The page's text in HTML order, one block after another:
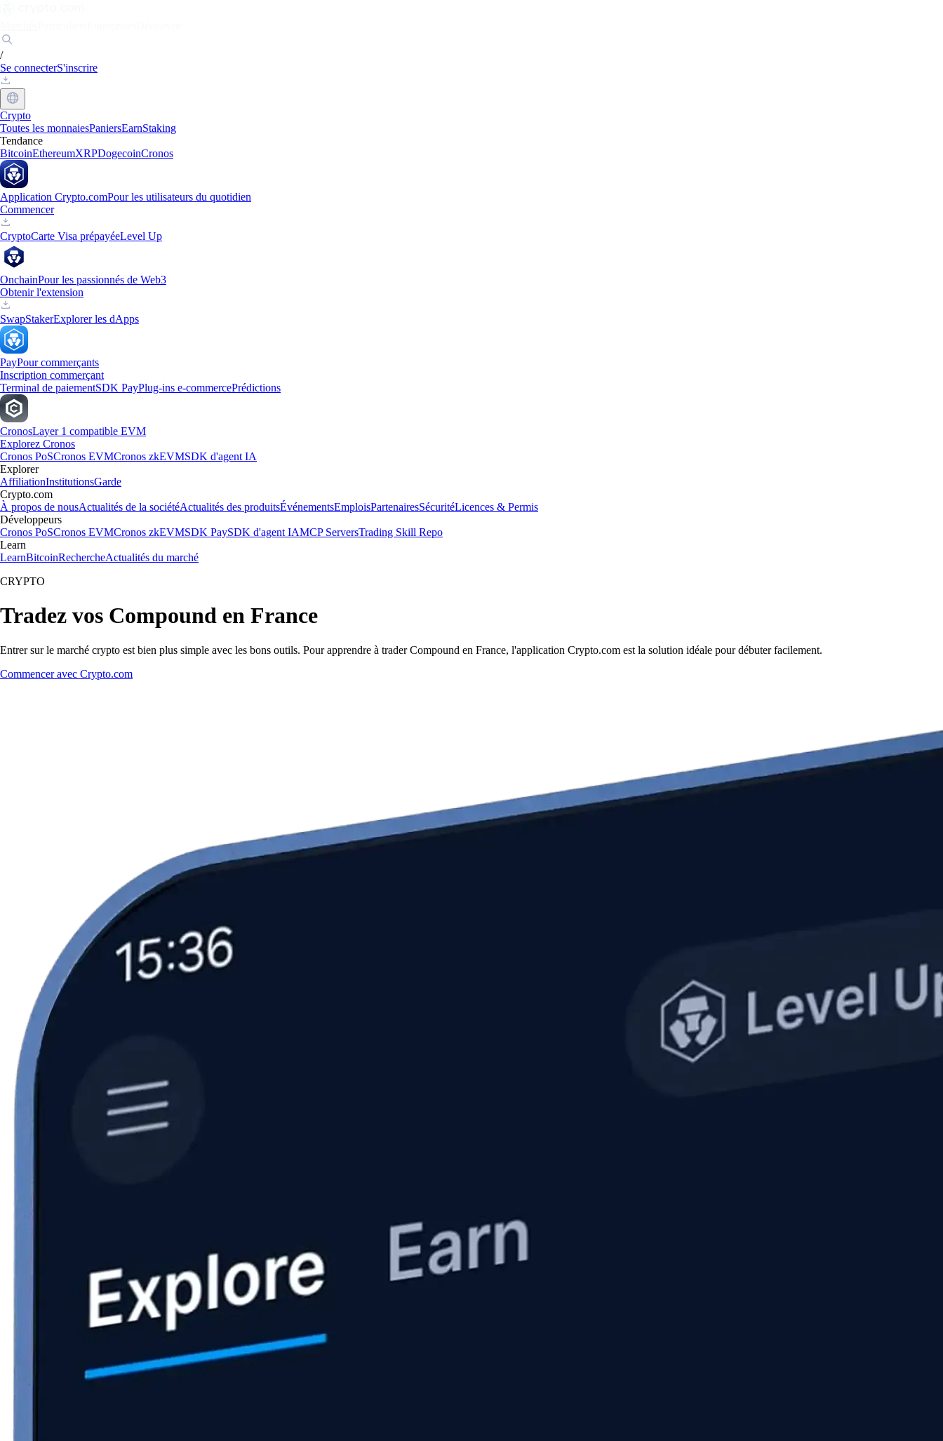
/
Se connecterS'inscrire
Crypto
Toutes les monnaiesPaniersEarnStaking
Tendance
BitcoinEthereumXRPDogecoinCronos
Application Crypto.comPour les utilisateurs du quotidien
Commencer
CryptoCarte Visa prépayéeLevel Up
OnchainPour les passionnés de Web3
Obtenir l'extension
SwapStakerExplorer les dApps
PayPour commerçants
Inscription commerçant
Terminal de paiementSDK PayPlug-ins e-commercePrédictions
CronosLayer 1 compatible EVM
Explorez Cronos
Cronos PoSCronos EVMCronos zkEVMSDK d'agent IA
Explorer
AffiliationInstitutionsGarde
Crypto.com
À propos de nousActualités de la sociétéActualités des produitsÉvénementsEmploisPartenairesSécuritéLicences & Permis
Développeurs
Cronos PoSCronos EVMCronos zkEVMSDK PaySDK d'agent IAMCP ServersTrading Skill Repo
Learn
LearnBitcoinRechercheActualités du marché
CRYPTO
Tradez vos Compound en France
Entrer sur le marché crypto est bien plus simple avec les bons outils. Pour apprendre à trader Compound en France, l'application Crypto.com est la solution idéale pour débuter facilement.
Commencer avec Crypto.com